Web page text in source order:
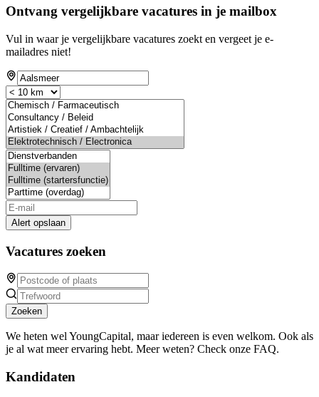
Ontvang vergelijkbare vacatures in je mailbox
Vul in waar je vergelijkbare vacatures zoekt en vergeet je e-
mailadres niet!
Alert opslaan
Vacatures zoeken
Zoeken
We heten wel YoungCapital, maar iedereen is even welkom. Ook als
je al wat meer ervaring hebt. Meer weten? Check onze FAQ.
Kandidaten